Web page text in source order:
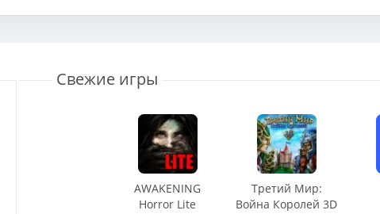
Свежие игры
AWAKENING
Horror Lite
Третий Мир:
Война Королей 3D